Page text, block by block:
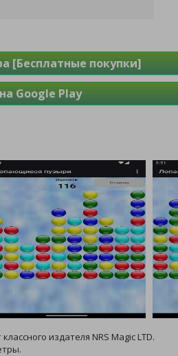
[Бесплатные покупки]
Google Play
классного издателя NRS Magic LTD.